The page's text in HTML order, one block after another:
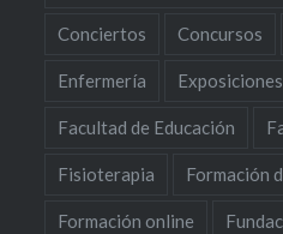
Conciertos Concursos
Enfermería Exposiciones
Facultad de Educación
Fisioterapia Formación
Formación online